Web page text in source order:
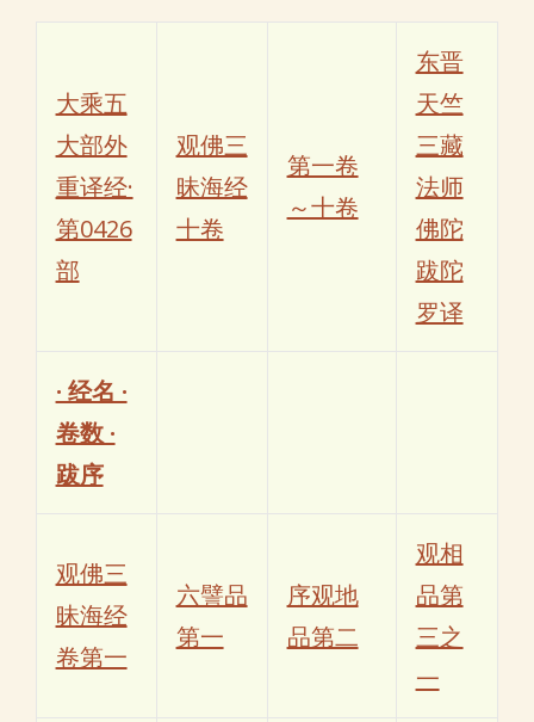
大乘五
大部外
重译经·
第0426
部
观佛三
昧海经
十卷
第一卷
～十卷
东晋
天竺
三藏
法师
佛陀
跋陀
罗译
· 经名 ·
卷数 ·
跋序
观佛三
昧海经
卷第一
六譬品
第一
序观地
品第二
观相
品第
三之
一